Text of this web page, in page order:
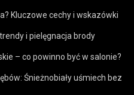
Kluczowe cechy i wskazówki
i pielęgnacja brody
– co powinno być w salonie?
Śnieżnobiały uśmiech bez